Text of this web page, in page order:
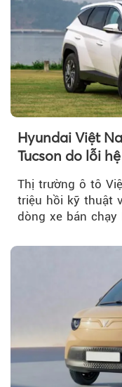
Hyundai Việt
Tucson do lỗi
Thị trường ô tô
triệu hồi kỹ thuật
dòng xe bán chạy